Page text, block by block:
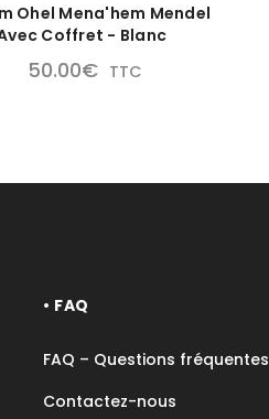
Ohel Mena'hem Mendel
Coffret - Blanc
50.00€ TTC
• FAQ
FAQ – Questions fréquentes
Contactez-nous